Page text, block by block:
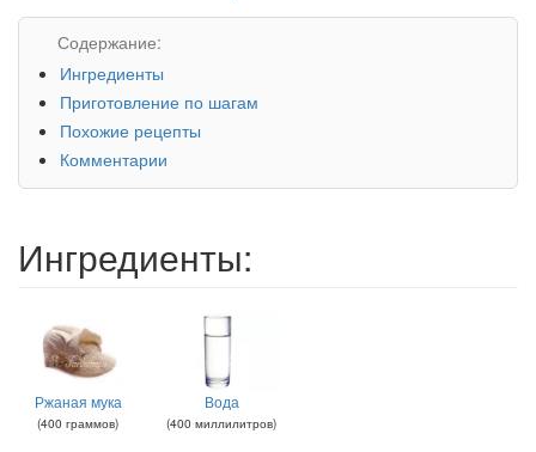
Содержание:
Ингредиенты
Приготовление по шагам
Похожие рецепты
Комментарии
Ингредиенты:
Ржаная мука
(400 граммов)
Вода
(400 миллилитров)